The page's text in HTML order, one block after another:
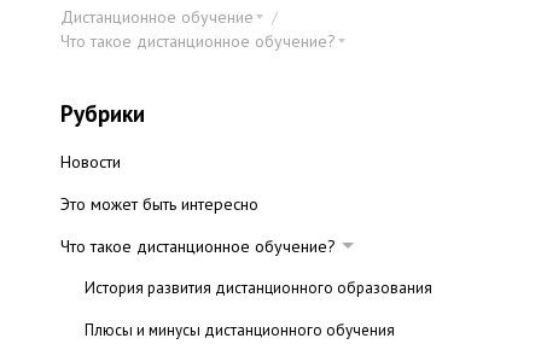
Дистанционное обучение
Что такое дистанционное обучение?
Рубрики
Новости
Это может быть интересно
Что такое дистанционное обучение?
История развития дистанционного образования
Плюсы и минусы дистанционного обучения